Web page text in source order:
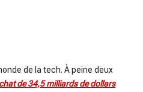
de la tech. À peine deux
de 34,5 milliards de dollars